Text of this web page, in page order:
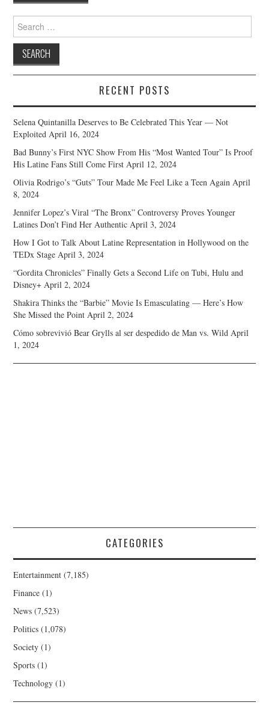
for:
RECENT POSTS
Selena Quintanilla Deserves to Be Celebrated This Year — Not
Exploited April 16, 2024
Bad Bunny’s First NYC Show From His “Most Wanted Tour” Is Proof
His Latine Fans Still Come First April 12, 2024
Olivia Rodrigo’s “Guts” Tour Made Me Feel Like a Teen Again April
8, 2024
Jennifer Lopez’s Viral “The Bronx” Controversy Proves Younger
Latines Don’t Find Her Authentic April 3, 2024
How I Got to Talk About Latine Representation in Hollywood on the
TEDx Stage April 3, 2024
“Gordita Chronicles” Finally Gets a Second Life on Tubi, Hulu and
Disney+ April 2, 2024
Shakira Thinks the “Barbie” Movie Is Emasculating — Here’s How
She Missed the Point April 2, 2024
Cómo sobrevivió Bear Grylls al ser despedido de Man vs. Wild April
1, 2024
CATEGORIES
Entertainment (7,185)
Finance (1)
News (7,523)
Politics (1,078)
Society (1)
Sports (1)
Technology (1)